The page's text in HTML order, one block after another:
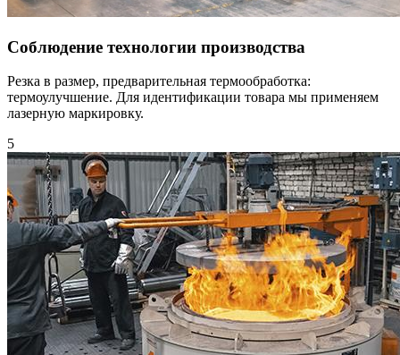
Соблюдение технологии производства
Резка в размер, предварительная термообработка:
термоулучшение. Для идентификации товара мы применяем
лазерную маркировку.
5